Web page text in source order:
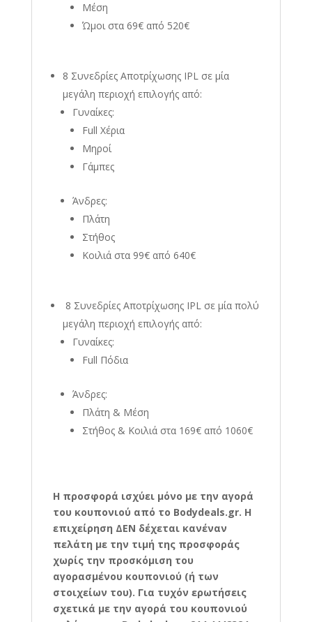
Μέση
Ώμοι στα 69€ από 520€
8 Συνεδρίες Αποτρίχωσης IPL σε μία
μεγάλη περιοχή επιλογής από:
Γυναίκες:
Full Χέρια
Μηροί
Γάμπες
Άνδρες:
Πλάτη
Στήθος
Κοιλιά στα 99€ από 640€
8 Συνεδρίες Αποτρίχωσης IPL σε μία πολύ
μεγάλη περιοχή επιλογής από:
Γυναίκες:
Full Πόδια
Άνδρες:
Πλάτη & Μέση
Στήθος & Κοιλιά στα 169€ από 1060€
Η προσφορά ισχύει μόνο με την αγορά
του κουπονιού από το Bodydeals.gr. Η
επιχείρηση ΔΕΝ δέχεται κανέναν
πελάτη με την τιμή της προσφοράς
χωρίς την προσκόμιση του
αγορασμένου κουπονιού (ή των
στοιχείων του). Για τυχόν ερωτήσεις
σχετικά με την αγορά του κουπονιού